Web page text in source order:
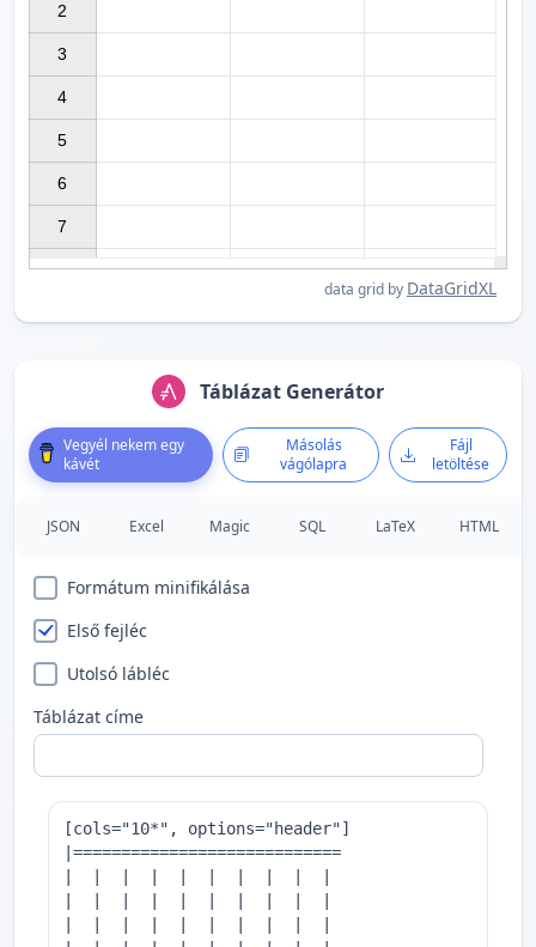
data grid by DataGridXL
2
3
4
5
6
7
Táblázat Generátor
Vegyél nekem egy
kávét
Másolás
vágólapra
Fájl
letöltése
JSON Excel Magic SQL LaTeX HTML
Formátum minifikálása
Első fejléc
Utolsó lábléc
Táblázat címe